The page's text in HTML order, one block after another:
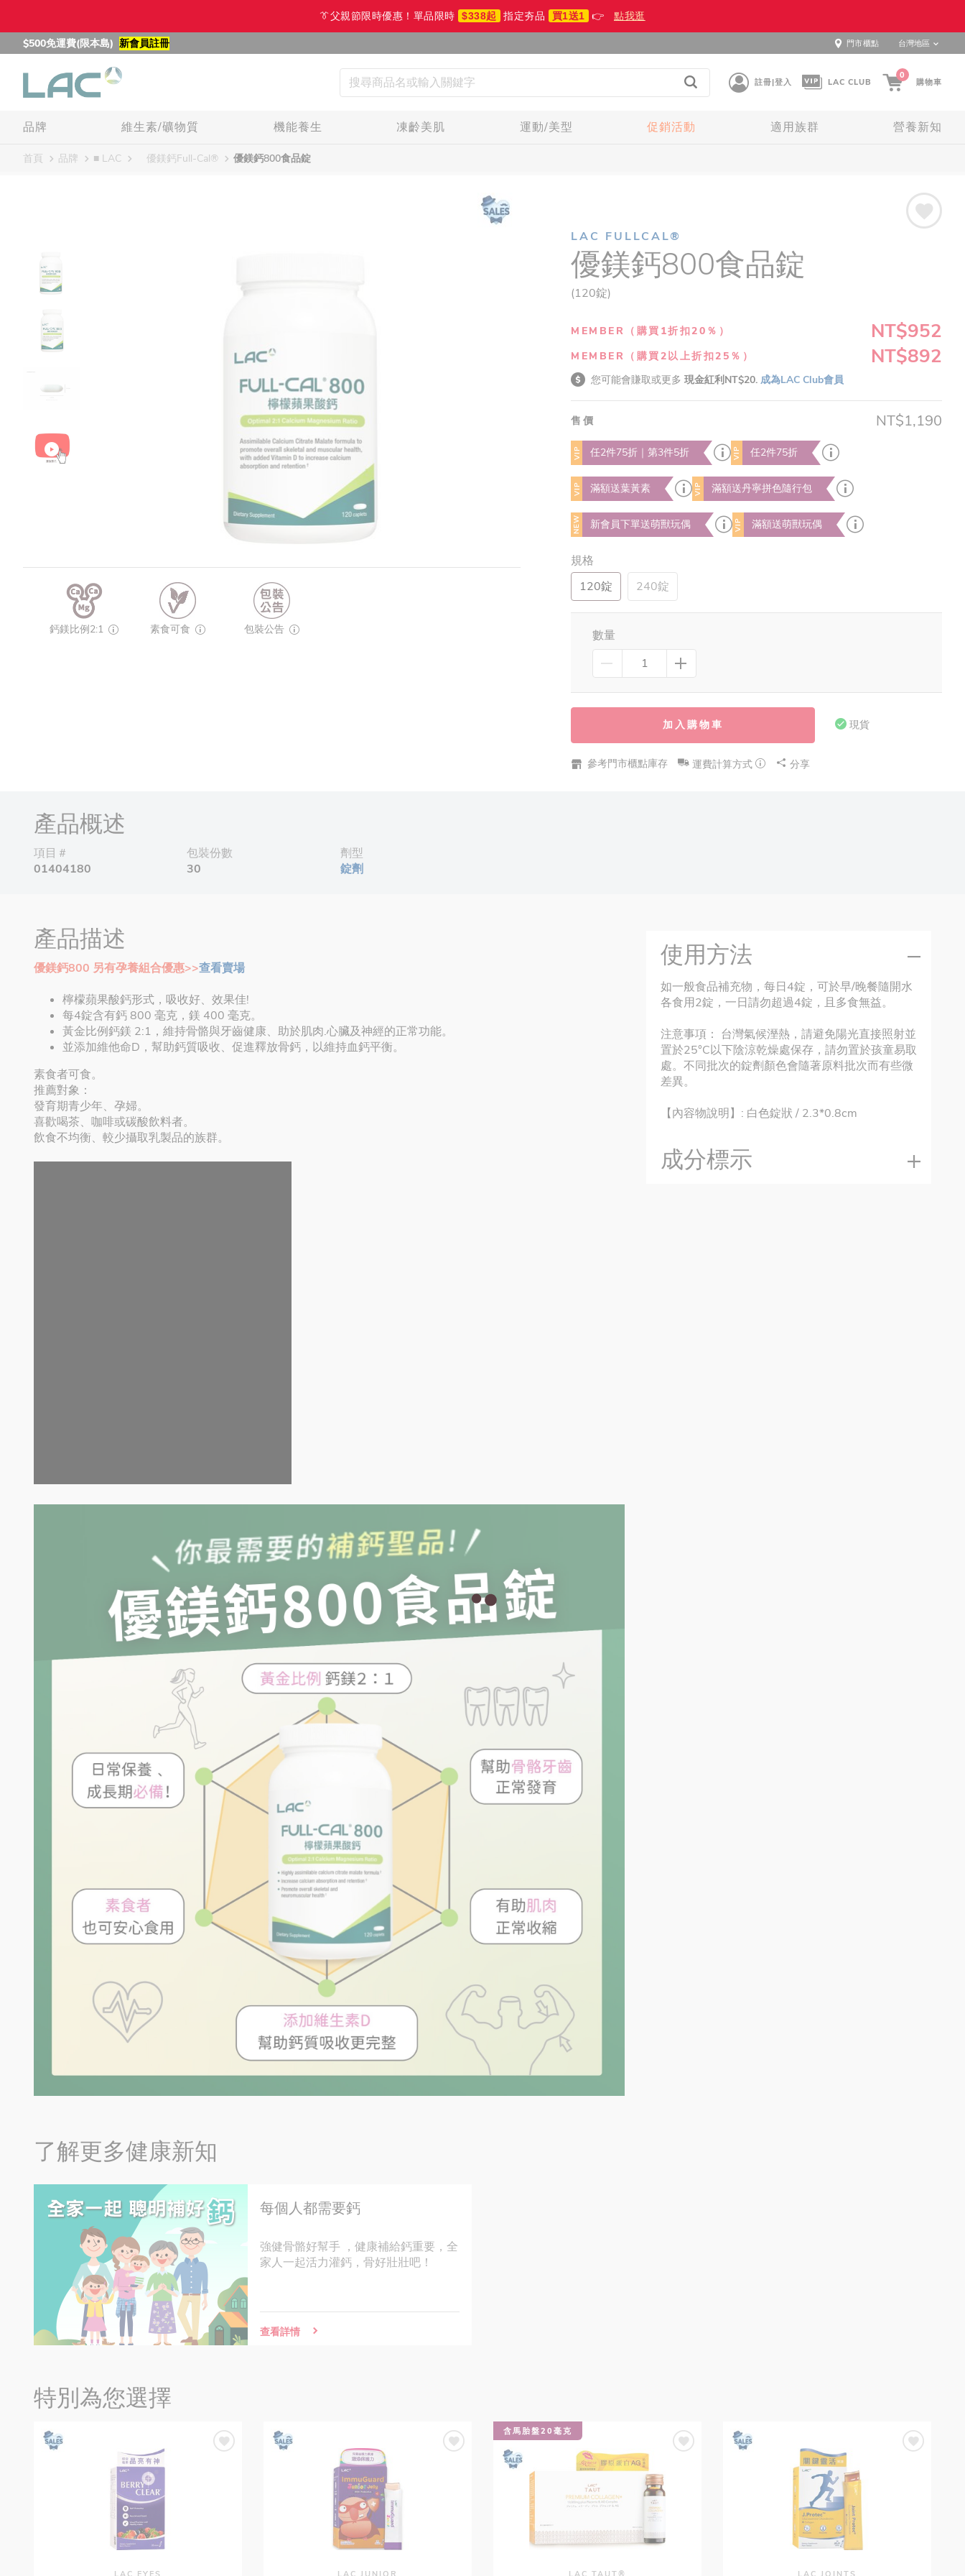
👔父親節限時優惠！單品限時 $338起 指定夯品 買1送1 👉 點我逛
$500免運費(限本島) 新會員註冊 門市櫃點 台灣地區
註冊|登入 LAC CLUB
0
購物車
品牌 維生素/礦物質 機能養生 凍齡美肌 運動/美型 促銷活動 適用族群 營養新知
首頁 品牌 ■ LAC 優鎂鈣Full-Cal® 優鎂鈣800食品錠
鈣鎂比例2:1 素食可食 包裝公告
LAC FULLCAL®
優鎂鈣800食品錠
(120錠)
MEMBER（購買1折扣20％） NT$952
MEMBER（購買2以上折扣25％） NT$892
您可能會賺取或更多 現金紅利NT$20. 成為LAC Club會員
售價 NT$1,190
VIP 任2件75折｜第3件5折 VIP 任2件75折
VIP 滿額送葉黃素 VIP 滿額送丹寧拼色隨行包
NEW 新會員下單送萌獸玩偶 VIP 滿額送萌獸玩偶
規格
120錠
240錠
數量
現貨
加入購物車
參考門市櫃點庫存 運費計算方式 分享
產品概述
項目＃
01404180
包裝份數
30
劑型
錠劑
產品描述
優鎂鈣800 另有孕養組合優惠>>查看賣場
檸檬蘋果酸鈣形式，吸收好、效果佳!
每4錠含有鈣 800 毫克，鎂 400 毫克。
黃金比例鈣鎂 2:1，維持骨骼與牙齒健康、助於肌肉.心臟及神經的正常功能。
並添加維他命D，幫助鈣質吸收、促進釋放骨鈣，以維持血鈣平衡。
素食者可食。
推薦對象：
發育期青少年、孕婦。
喜歡喝茶、咖啡或碳酸飲料者。
飲食不均衡、較少攝取乳製品的族群。
使用方法
如一般食品補充物，每日4錠，可於早/晚餐隨開水
各食用2錠，一日請勿超過4錠，且多食無益。
注意事項： 台灣氣候溼熱，請避免陽光直接照射並
置於25°C以下陰涼乾燥處保存，請勿置於孩童易取
處。不同批次的錠劑顏色會隨著原料批次而有些微
差異。
【內容物說明】: 白色錠狀 / 2.3*0.8cm
成分標示
了解更多健康新知
每個人都需要鈣
強健骨骼好幫手 ，健康補給鈣重要，全
家人一起活力灌鈣，骨好壯壯吧！
查看詳情
特別為您選擇
含馬胎盤20毫克